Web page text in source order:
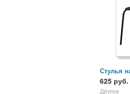
Стулья
каркасе,
для
625 руб.
Другое